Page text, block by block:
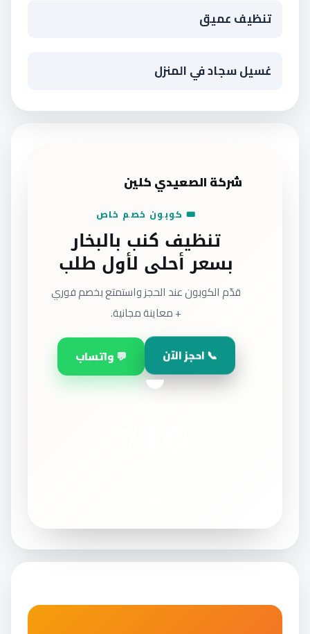
تنظيف عميق
غسيل سجاد في المنزل
شركة الصعيدي كلين
🎟️ كوبون خصم خاص
تنظيف كنب بالبخار
بسعر أحلى لأول طلب
قدّم الكوبون عند الحجز واستمتع بخصم فوري
+ معاينة مجانية.
📞 احجز الآن 💬 واتساب